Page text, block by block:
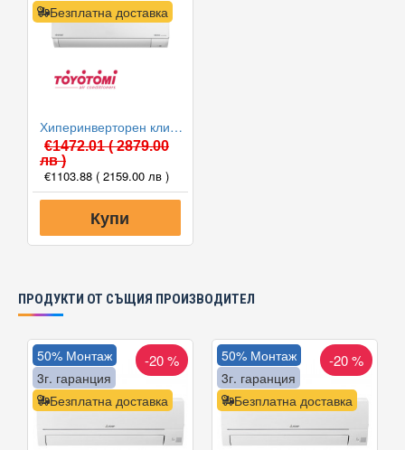
Безплатна доставка
Хиперинверторен климатик Toyotomi TAN/TAG-A10SC Sedai, 9000 BTU, Клас А+++
€1472.01( 2879.00
лв )
€1103.88 ( 2159.00 лв )
Купи
ПРОДУКТИ ОТ СЪЩИЯ ПРОИЗВОДИТЕЛ
Безплатна доставка
50% Монтаж
3г. гаранция
-20 %
Безплатна доставка
50% Монтаж
3г. гаранция
-20 %